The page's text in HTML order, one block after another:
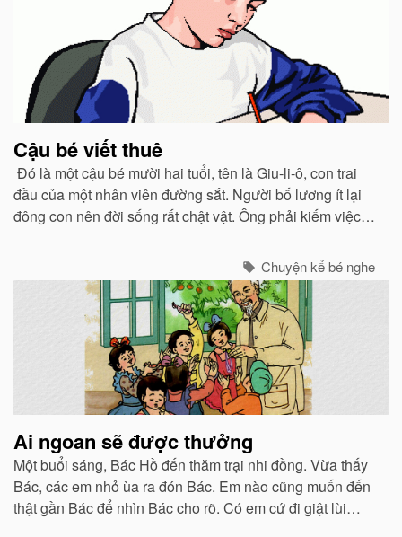
Cậu bé viết thuê
Đó là một cậu bé mười hai tuổi, tên là Giu-li-ô, con trai
đầu của một nhân viên đường sắt. Người bố lương ít lại
đông con nên đời sống rất chật vật. Ông phải kiếm việc
Chuyện kể bé nghe
Ai ngoan sẽ được thưởng
Một buổi sáng, Bác Hồ đến thăm trại nhi đồng. Vừa thấy
Bác, các em nhỏ ùa ra đón Bác. Em nào cũng muốn đến
thật gần Bác để nhìn Bác cho rõ. Có em cứ đi giật lùi